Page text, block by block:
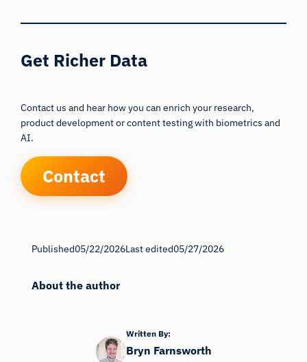
Get Richer Data
Contact us and hear how you can enrich your research,
product development or content testing with biometrics and
AI.
Contact
Published05/22/2026Last edited05/27/2026
About the author
Written By:
Bryn Farnsworth